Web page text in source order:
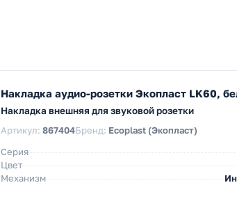
Накладка аудио-розетки Экопласт LK60,
Накладка внешняя для звуковой розетки
Артикул: 867404Бренд: Ecoplast (Экопласт)
Серия
Цвет
Механизм